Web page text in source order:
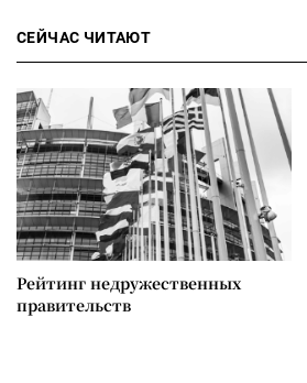
СЕЙЧАС ЧИТАЮТ
Рейтинг недружественных
правительств